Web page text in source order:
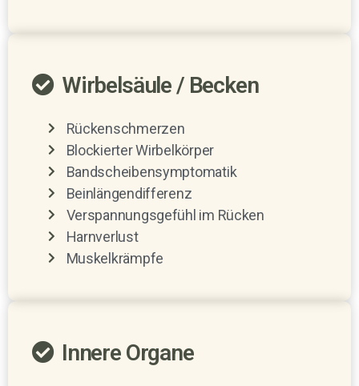
Wirbelsäule / Becken
Rückenschmerzen
Blockierter Wirbelkörper
Bandscheibensymptomatik
Beinlängendifferenz
Verspannungsgefühl im Rücken
Harnverlust
Muskelkrämpfe
Innere Organe